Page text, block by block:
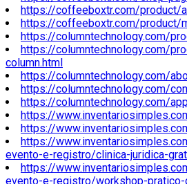
https://coffeeboxtr.com/product/
https://coffeeboxtr.com/product/
https://columntechnology.com/
https://columntechnology.com/
column.html
https://columntechnology.com/
https://columntechnology.com/
https://columntechnology.com/
https://
https://
https://
evento-e-registro/clinica-juridica-
https://
evento-e-registro/workshop-pratico-